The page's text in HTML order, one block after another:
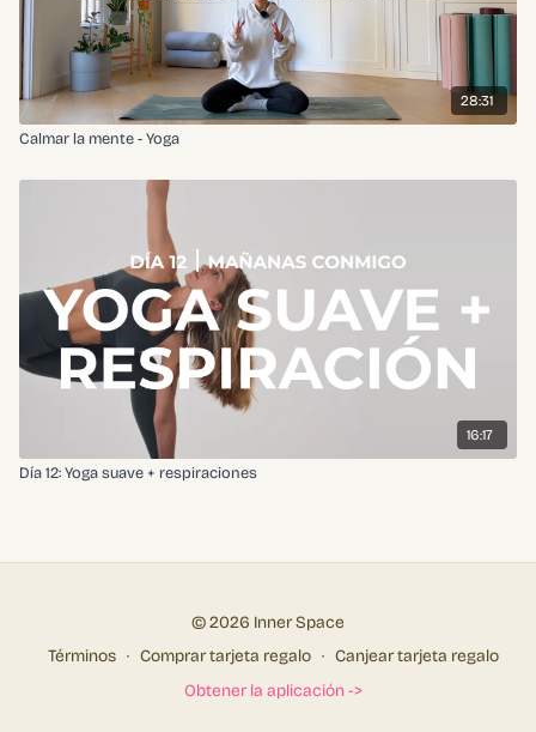
28:31
Calmar la mente - Yoga
16:17
Día 12: Yoga suave + respiraciones
© 2026 Inner Space
Términos ∙ Comprar tarjeta regalo ∙ Canjear tarjeta regalo
Obtener la aplicación ->